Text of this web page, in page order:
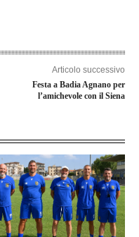
Articolo successivo
Festa a Badia Agnano per
l’amichevole con il Siena